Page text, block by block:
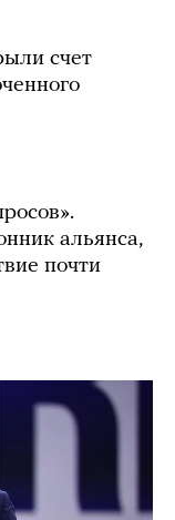
счет
альянса,
почти